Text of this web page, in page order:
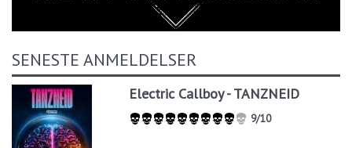
SENESTE ANMELDELSER
Electric Callboy - TANZNEID
9/10